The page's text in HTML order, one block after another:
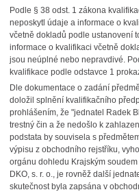
Podle § 38 odst. 1 zákona
neposkytl údaje a informace o
včetně dokladů podle ustanovení
informace o kvalifikaci včetně
jsou neúplné nebo nepravdivé.
kvalifikace podle odstavce 1
Dle dokumentace o zadání
doložil splnění kvalifikačního
prohlášením, že "jednatel Radek
trestný čin a že nedošlo k
podstata by souvisela s
výpisu z obchodního rejstříku,
orgánu dohledu Krajským
DKO, s. r. o., je rovněž další
skutečnost byla zapsána v